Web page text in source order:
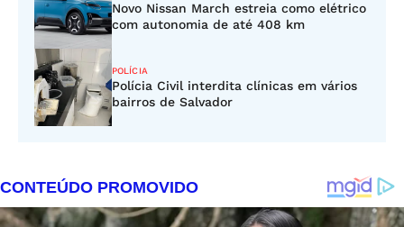
Novo Nissan March estreia como elétrico
com autonomia de até 408 km
POLÍCIA
Polícia Civil interdita clínicas em vários
bairros de Salvador